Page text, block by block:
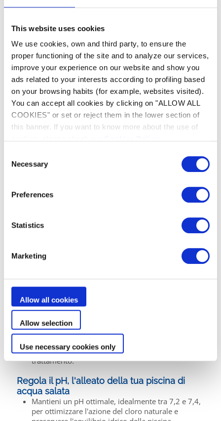
This website uses cookies
We use cookies, own and third party, to ensure the
proper functioning of the site and to analyze our services,
improve your experience on our website and show you
ads related to your interests according to profiling based
on your browsing habits (for example, websites visited).
You can accept all cookies by clicking on "ALLOW ALL
COOKIES" or set or reject them in the lower section of
this banner. If you want to know more about the use of
Selection
Necessary
Preferences
Statistics
Marketing
Allow all cookies
Allow selection
Use necessary cookies only
Una volta installato il sistema di
acquistare prodotti chimici per la
Nonostante un investimento iniziale più
elevato, i costi di gestione risultano molto
bassi nel lungo periodo, consentendo di
ottenere risparmi significativi.
Implementazione semplice,
indipendentemente dalla tua piscina
Il sistema di elettrolisi al sale è
compatibile con tutti i tipi di piscine,
L'installazione di un sistema di elettrolisi
è semplice e veloce e non richiede delle
manutenzione impeccabile della tua
chiave per un trattamento efficace
della tua piscina, soprattutto dopo forti piogge o
svuotamenti parziali, utilizzando un tester
elettronico o delle strisce reattive.
Se necessario, regola la concentrazione del sale,
seconda dei modelli), per garantire l'efficacia del
trattamento.
Regola il pH, l'alleato della tua piscina di
acqua salata
Mantieni un pH ottimale, idealmente tra 7,2 e 7,4,
per ottimizzare l'azione del cloro naturale e